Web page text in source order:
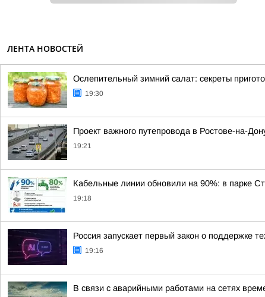
ЛЕНТА НОВОСТЕЙ
Ослепительный зимний салат: секреты
19:30
Проект важного путепровода в Ростове-на-
19:21
Кабельные линии обновили на 90%: в парке
19:18
Россия запускает первый закон о поддержке
19:16
В связи с аварийными работами на сетях